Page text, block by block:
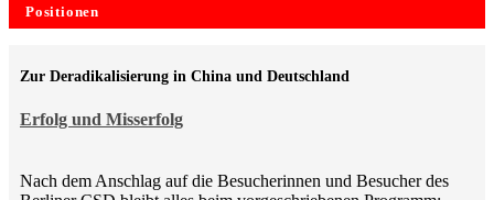
Positionen
Erfolg und Misserfolg
Zur Deradikalisierung in China und Deutschland
Nach dem Anschlag auf die Besucherinnen und Besucher des